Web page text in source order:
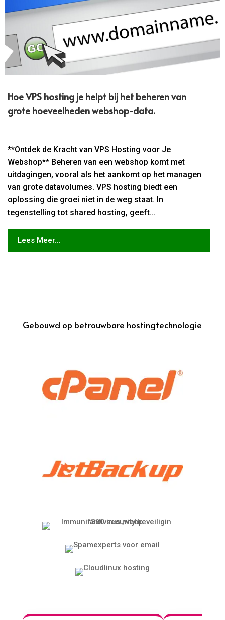
Hoe VPS hosting je helpt bij het beheren van
grote hoeveelheden webshop-data.​
**Ontdek de Kracht van VPS Hosting voor Je
Webshop** Beheren van een webshop komt met
uitdagingen, vooral als het aankomt op het managen
van grote datavolumes. VPS hosting biedt een
oplossing die groei niet in de weg staat. In
tegenstelling tot shared hosting, geeft...
Lees Meer...
Gebouwd op betrouwbare hostingtechnologie